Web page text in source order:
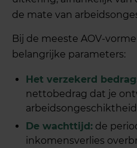
de mate van
Bij de meeste AOV-
belangrijke parameters:
Het verzekerd
nettobedrag dat je
arbeidsongeschiktheid
De wachttijd: de
inkomensverlies